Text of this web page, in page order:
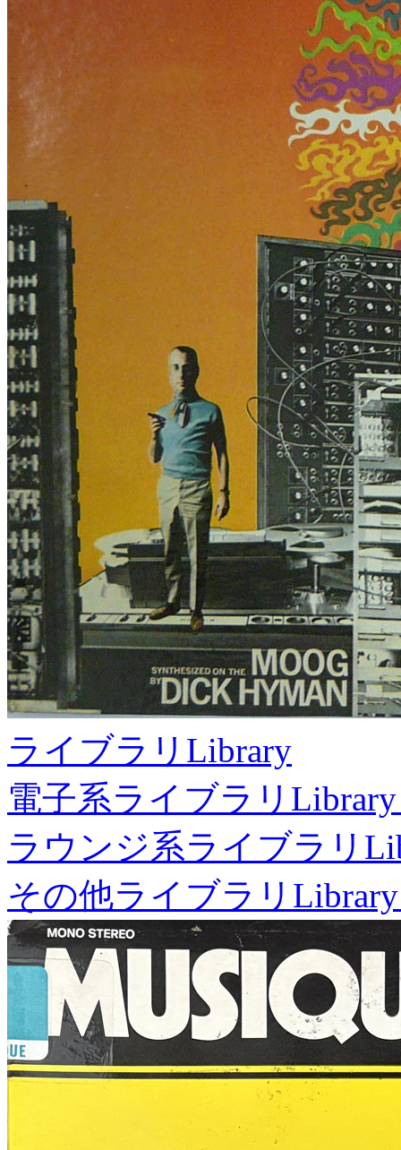
ライブラリ Library
電子系ライブラリ
ラウンジ系ライブラリ
その他ライブラリ